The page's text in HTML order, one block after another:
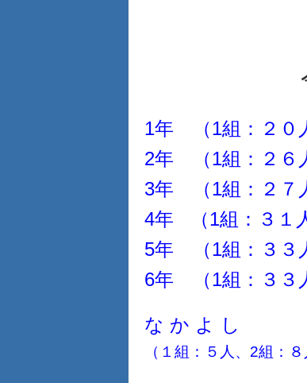
1年 （1組：２０
2年 （1組：２６
3年 （1
4年 （1組：３１
5年 （1組：３３
6年 （1組：３３
な か よ し
（１組：５人、2組：